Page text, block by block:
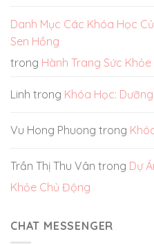
Danh Mục Các Khóa Học
Sen Hồng
trong Hành Trang Sức
Linh trong Khóa Học:
Vu Hong Phuong trong
Trần Thị Thu Vân trong Dự
Khỏe Chủ Động
CHAT MESSENGER